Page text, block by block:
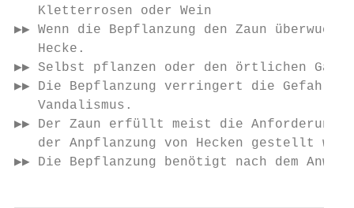
   Kletterrosen oder Wein
▶▶ Wenn die Bepflanzung den Zaun
   Hecke.
▶▶ Selbst pflanzen oder den örtlichen
▶▶ Die Bepflanzung verringert die Gefahr
   Vandalismus.
▶▶ Der Zaun erfüllt meist die
der Anpflanzung von Hecken gestellt
▶▶ Die Bepflanzung benötigt nach dem